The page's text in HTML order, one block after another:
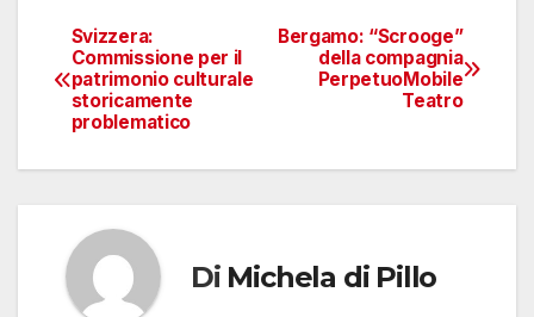
Navigazione
articoli
Bergamo: “Scrooge”
della compagnia
PerpetuoMobile
Teatro
Svizzera:
Commissione per il
patrimonio culturale
storicamente
problematico
Di Michela di Pillo